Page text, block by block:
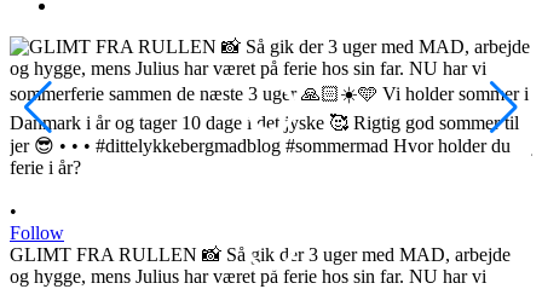
•
Follow
GLIMT FRA RULLEN 📸 Så gik der 3 uger med MAD, arbejde
og hygge, mens Julius har været på ferie hos sin far. NU har vi